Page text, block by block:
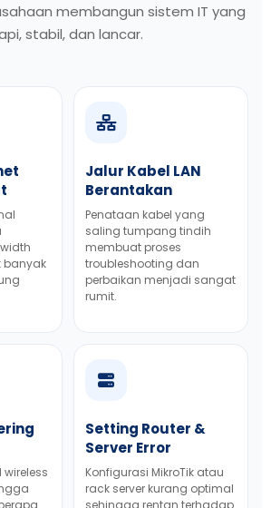
membangun sistem IT yang
stabil, dan lancar.
banyak
Jalur Kabel LAN
Berantakan
Penataan kabel yang
saling tumpang tindih
membuat proses
troubleshooting dan
perbaikan menjadi sangat
rumit.
Setting Router &
Server Error
Konfigurasi MikroTik atau
rack server kurang optimal